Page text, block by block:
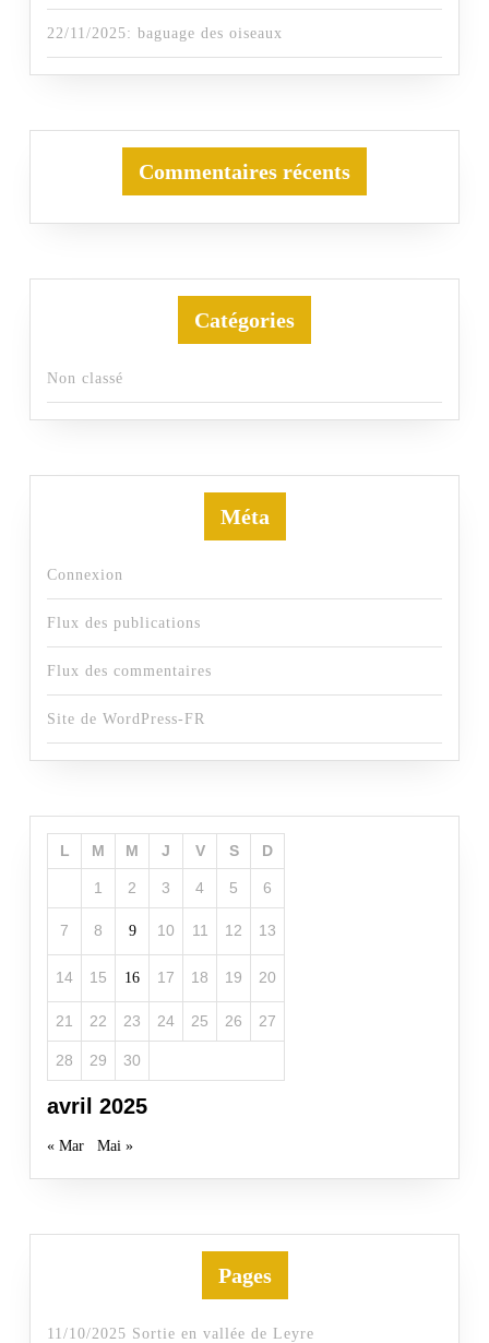
22/11/2025: baguage des oiseaux
Commentaires récents
Catégories
Non classé
Méta
Connexion
Flux des publications
Flux des commentaires
Site de WordPress-FR
avril 2025
L M M J V S D
1 2 3 4 5 6
7 8 9 10 11 12 13
14 15 16 17 18 19 20
21 22 23 24 25 26 27
28 29 30
« Mar Mai »
Pages
11/10/2025 Sortie en vallée de Leyre